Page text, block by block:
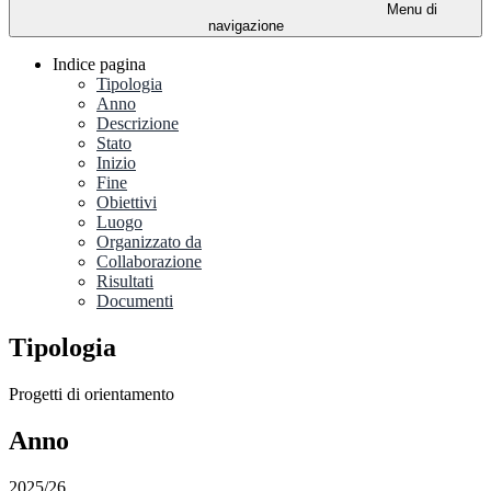
Menu di
navigazione
Indice pagina
Tipologia
Anno
Descrizione
Stato
Inizio
Fine
Obiettivi
Luogo
Organizzato da
Collaborazione
Risultati
Documenti
Tipologia
Progetti di orientamento
Anno
2025/26